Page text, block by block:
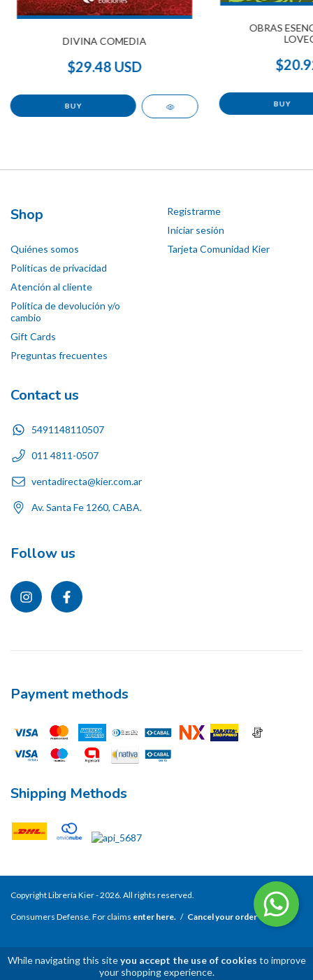
While navigating this siteyou accept the use of cookies to improve
your shopping experience.
DIVINA COMEDIA
$29.48 USD
OBRAS
Shop
Quiénes somos
Políticas de privacidad
Atención al cliente
Política de devolución y/o
cambio
Gift Cards
Preguntas frecuentes
Registrarme
Iniciar sesión
Tarjeta Comunidad Kier
Contact us
5491148110507
011 4811-0507
ventadirecta@kier.com.ar
Av. Santa Fe 1260, CABA.
Follow us
Payment methods
Shipping Methods
Copyright Librería Kier - 2026. All rights reserved.
Consumers Defense. For claims enter here. / Cancel your order